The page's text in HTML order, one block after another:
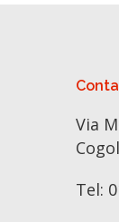
Via
Tel: